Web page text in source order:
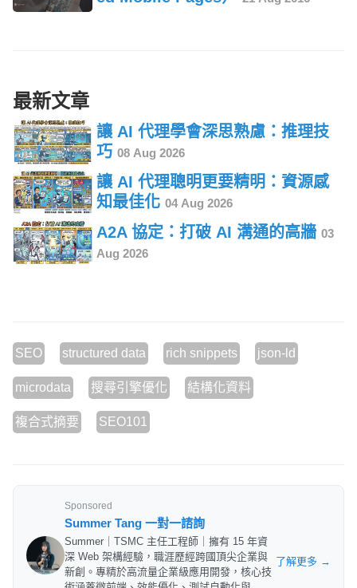
最新文章
讓 AI 代理學會深思熟慮：推理技
巧 08 Aug 2026
讓 AI 代理聰明更要精明：資源感
知最佳化 04 Aug 2026
A2A 協定：打破 AI 溝通的高牆 03
Aug 2026
SEO structured data rich snippets json-ld
microdata 搜尋引擎優化 結構化資料
複合式摘要 SEO101
Sponsored
Summer Tang 一對一諮詢
Summer｜TSMC 主任工程師｜擁有 15 年資
深 Web 架構經驗，職涯歷經跨國頂尖企業與
新創。專精於高流量企業級應用開發，核心技
了解更多 →